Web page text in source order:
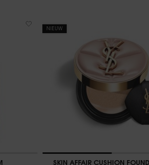
NIEUW
SKIN AFFAIR CUSHION